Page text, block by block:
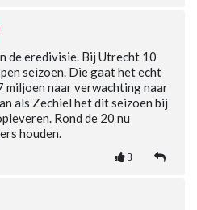
de eredivisie. Bij Utrecht 10
seizoen. Die gaat het echt
miljoen naar verwachting naar
als Zechiel het dit seizoen bij
Rond de 20 nu
houden.
3